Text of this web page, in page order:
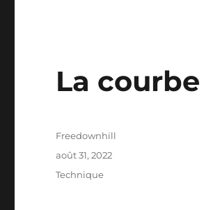
La courbe
Auteur
Freedownhill
Publié
août 31, 2022
Catégories
Technique